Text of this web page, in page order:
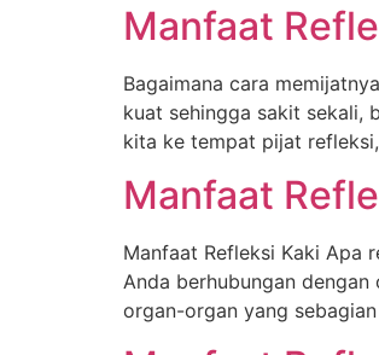
Manfaat
Bagaimana cara
kuat sehingga sakit sekali,
kita ke tempat pijat
Manfaat
Manfaat Refleksi Kaki Apa
Anda berhubungan
organ-organ yang